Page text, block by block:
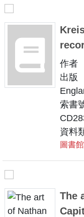
作者
出版
索書
資料
圖書
The